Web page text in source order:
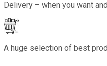
Delivery – when you want
A huge selection of best